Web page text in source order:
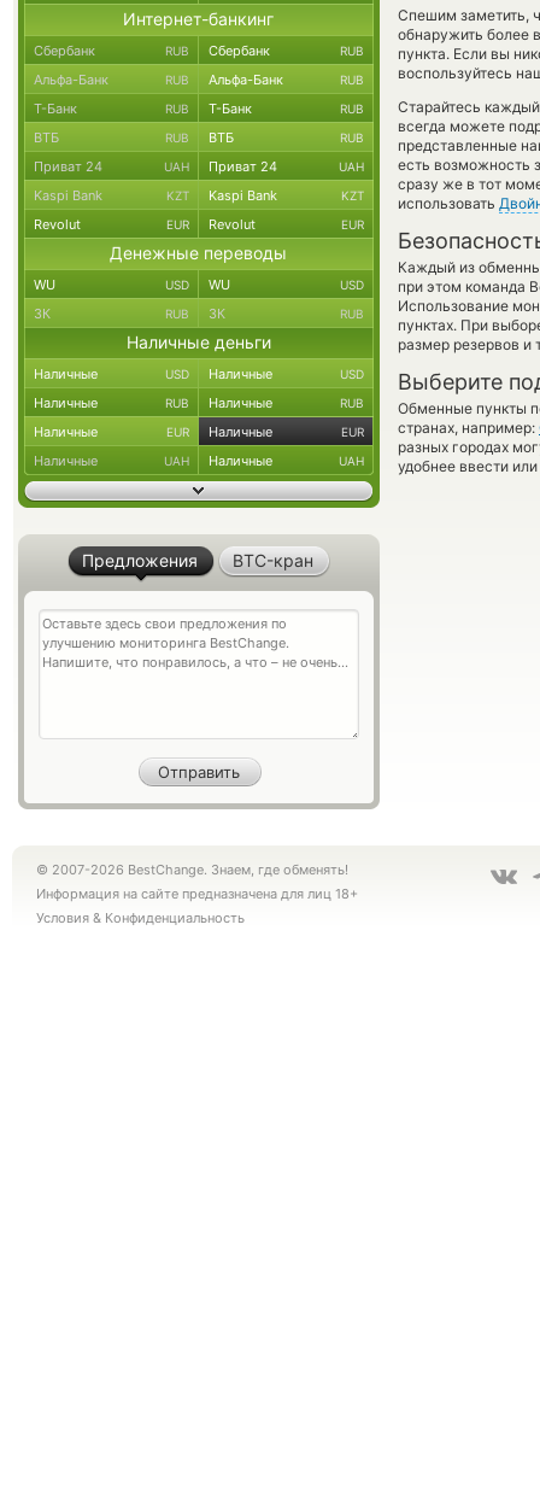
Спешим заметить,
обнаружить более
пункта. Если вы
воспользуйтесь
Старайтесь
всегда можете
представленные
есть возможность
сразу же в тот
использовать
Каждый из
при этом команда
Использование
пунктах. При
размер резервов и
Выберите
Обменные пункты
странах, например:
разных городах
удобнее ввести
Интернет-банкинг
Сбербанк RUB Сбербанк RUB
Альфа-Банк RUB Альфа-Банк RUB
Т-Банк RUB Т-Банк RUB
ВТБ RUB ВТБ RUB
Приват 24 UAH Приват 24 UAH
Kaspi Bank KZT Kaspi Bank KZT
Revolut EUR Revolut EUR
Денежные переводы
WU USD WU USD
ЗК RUB ЗК RUB
Наличные деньги
Наличные USD Наличные USD
Наличные RUB Наличные RUB
Наличные EUR Наличные EUR
Наличные UAH Наличные UAH
Предложения BTC-кран
© 2007-2026 BestChange. Знаем, где обменять!
Информация на сайте предназначена для лиц 18+
Условия & Конфиденциальность